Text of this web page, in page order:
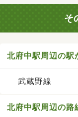
そ
北府中駅周辺の駅
武蔵野線
北府中駅周辺の路